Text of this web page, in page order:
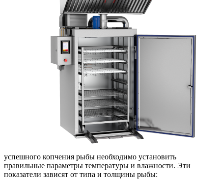
успешного копчения рыбы необходимо установить
правильные параметры температуры и влажности. Эти
показатели зависят от типа и толщины рыбы: